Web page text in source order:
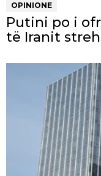
OPINIONE
Putini po i
të Iranit